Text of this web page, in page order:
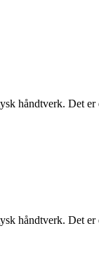
håndtverk. Det er
håndtverk. Det er